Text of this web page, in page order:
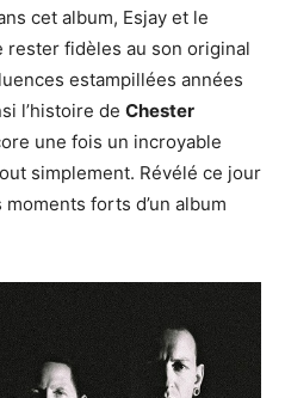
cet album, Esjay et le
fidèles au son original
estampillées années
l’histoire de Chester
une fois un incroyable
simplement. Révélé ce jour
forts d’un album